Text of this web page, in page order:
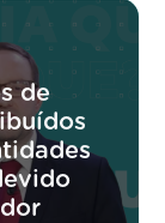
de